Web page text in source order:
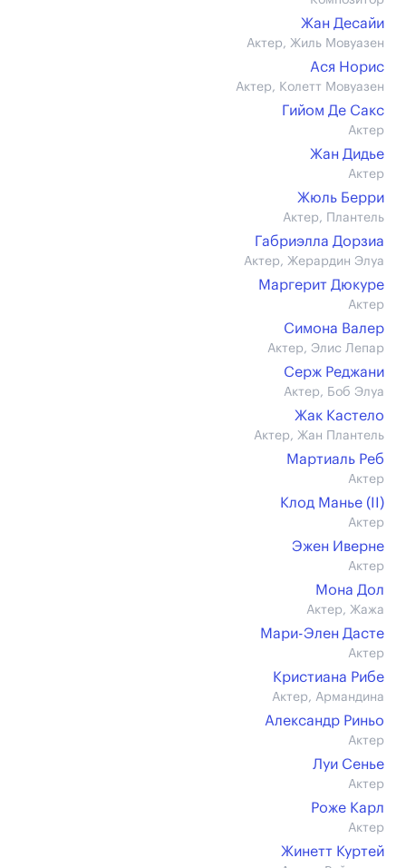
Жан Десайи
Актер, Жиль Мовуазен
Ася Норис
Актер, Колетт Мовуазен
Гийом Де Сакс
Актер
Жан Дидье
Актер
Жюль Берри
Актер, Плантель
Габриэлла Дорзиа
Актер, Жерардин Элуа
Маргерит Дюкуре
Актер
Симона Валер
Актер, Элис Лепар
Серж Реджани
Актер, Боб Элуа
Жак Кастело
Актер, Жан Плантель
Мартиаль Реб
Актер
Клод Манье (II)
Актер
Эжен Иверне
Актер
Мона Дол
Актер, Жажа
Мари-Элен Дасте
Актер
Кристиана Рибе
Актер, Армандина
Александр Риньо
Актер
Луи Сенье
Актер
Роже Карл
Актер
Жинетт Куртей